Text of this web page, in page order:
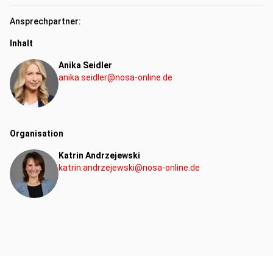
Ansprechpartner:
Inhalt
Anika Seidler
anika.seidler@nosa-online.de
Organisation
Katrin Andrzejewski
katrin.andrzejewski@nosa-online.de